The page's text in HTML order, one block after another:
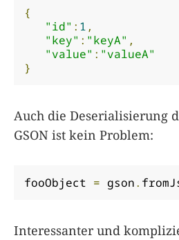
{
"id" : 1 ,
"key" : "keyA" ,
"value" : "valueA"
}
Auch die Deserialisierung
GSON ist kein Problem:
fooObject = gson.
Interessanter und